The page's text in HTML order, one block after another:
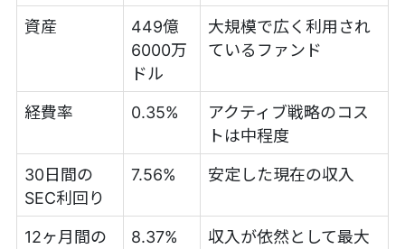
資産
449億
6000万
ドル
大規模で広く利用され
ているファンド
経費率 0.35%
アクティブ戦略のコス
トは中程度
30日間の
SEC利回り
7.56% 安定した現在の収入
12ヶ月間の
8.37%
収入が依然として最大